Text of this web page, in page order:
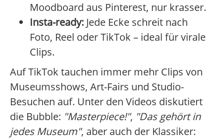
Moodboard aus Pinterest, nur krasser.
Insta-ready: Jede Ecke schreit nach
Foto, Reel oder TikTok – ideal für virale
Clips.
Auf TikTok tauchen immer mehr Clips von
Museumsshows, Art-Fairs und Studio-
Besuchen auf. Unter den Videos diskutiert
die Bubble: "Masterpiece!", "Das gehört in
jedes Museum", aber auch der Klassiker: